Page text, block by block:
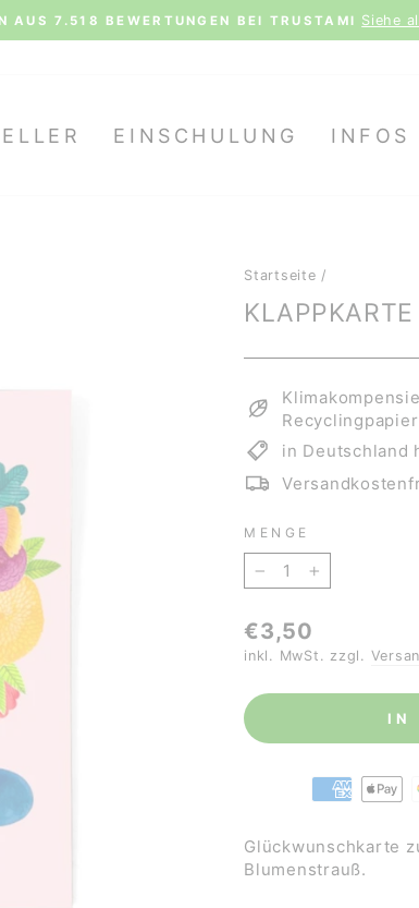
Pause
VERSAND AB 70€ (D) | 100€ (AT, LX) |
EINSCHULUNG INFOS
Startseite /
Recyclingpapier
in Deutschland
MENGE
− +
Normaler
Preis
€3,50
inkl. MwSt. zzgl.
IN
Glückwunschkarte
Blumenstrauß.